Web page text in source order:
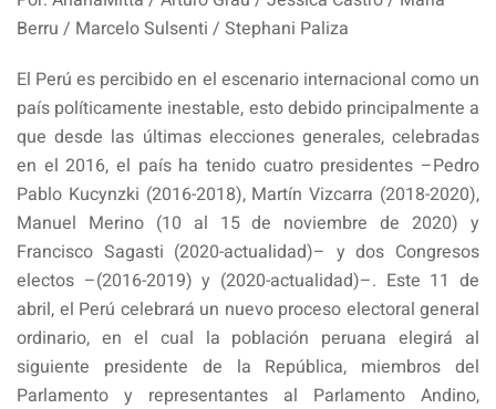
Berru / Marcelo Sulsenti / Stephani Paliza
El Perú es percibido en el escenario internacional como un
país políticamente inestable, esto debido principalmente a
que desde las últimas elecciones generales, celebradas
en el 2016, el país ha tenido cuatro presidentes –Pedro
Pablo Kucynzki (2016-2018), Martín Vizcarra (2018-2020),
Manuel Merino (10 al 15 de noviembre de 2020) y
Francisco Sagasti (2020-actualidad)– y dos Congresos
electos –(2016-2019) y (2020-actualidad)–. Este 11 de
abril, el Perú celebrará un nuevo proceso electoral general
ordinario, en el cual la población peruana elegirá al
siguiente presidente de la República, miembros del
Parlamento y representantes al Parlamento Andino,